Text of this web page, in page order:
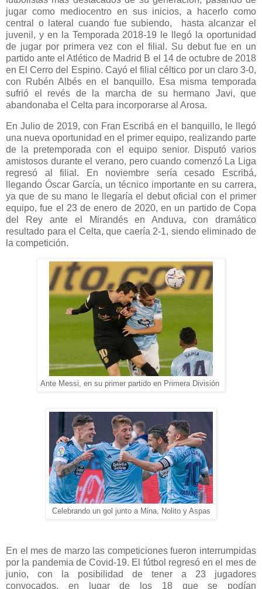
jugar como mediocentro en sus inicios, a hacerlo como
central o lateral cuando fue subiendo, hasta alcanzar el
juvenil, y en la Temporada 2018-19 le llegó la oportunidad
de jugar por primera vez con el filial. Su debut fue en un
partido ante el Atlético de Madrid B el 14 de octubre de 2018
en El Cerro del Espino. Cayó el filial céltico por un claro 3-0,
con Rubén Albés en el banquillo. Esa misma temporada
sufrió el revés de la marcha de su hermano Javi, que
abandonaba el Celta para incorporarse al Arosa.
En Julio de 2019, con Fran Escribá en el banquillo, le llegó
una nueva oportunidad en el primer equipo, realizando parte
de la pretemporada con el equipo senior. Disputó varios
amistosos durante el verano, pero cuando comenzó La Liga
regresó al filial. En noviembre sería cesado Escribá,
llegando Óscar García, un técnico importante en su carrera,
ya que de su mano le llegaría el debut oficial con el primer
equipo, fue el 23 de enero de 2020, en un partido de Copa
del Rey ante el Mirandés en Anduva, con dramático
resultado para el Celta, que caería 2-1, siendo eliminado de
la competición.
Ante Messi, en su primer partido en Primera División
Celebrando un gol junto a Mina, Nolito y Aspas
En el mes de marzo las competiciones fueron interrumpidas
por la pandemia de Covid-19. El fútbol regresó en el mes de
junio, con la posibilidad de tener a 23 jugadores
convocados, en lugar de los 18 que se podían